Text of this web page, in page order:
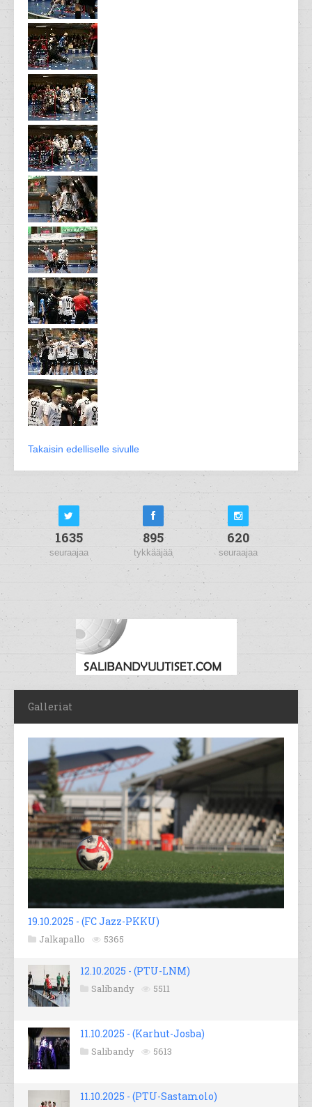
Takaisin edelliselle sivulle
1635
seuraajaa
895
tykkääjää
620
seuraajaa
Galleriat
19.10.2025 - (FC Jazz-PKKU)
Jalkapallo 5365
12.10.2025 - (PTU-LNM)
Salibandy 5511
11.10.2025 - (Karhut-Josba)
Salibandy 5613
11.10.2025 - (PTU-Sastamolo)